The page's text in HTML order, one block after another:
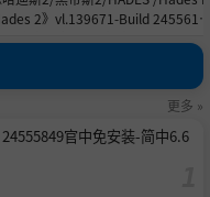
2》vl.139671-Build
更多 »
官中免安装-简中6.6